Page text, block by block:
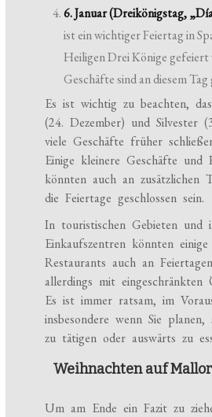
6. Januar (Dreikönigstag,
ist ein wichtiger Feiertag in
Heiligen Drei Könige gefeiert
Geschäfte sind an diesem Tag
Es ist wichtig zu beachten,
(24. Dezember) und Silvester
viele Geschäfte früher
Einige kleinere Geschäfte und
könnten auch an zusätzlichen
die Feiertage geschlossen sein.
In touristischen Gebieten und
Einkaufszentren könnten
Restaurants auch an
allerdings mit eingeschränkten
Es ist immer ratsam, im
insbesondere wenn Sie planen,
zu tätigen oder auswärts zu
Weihnachten auf
Um am Ende ein Fazit zu